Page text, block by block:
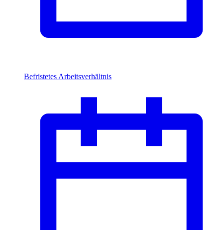
Befristetes Arbeitsverhältnis